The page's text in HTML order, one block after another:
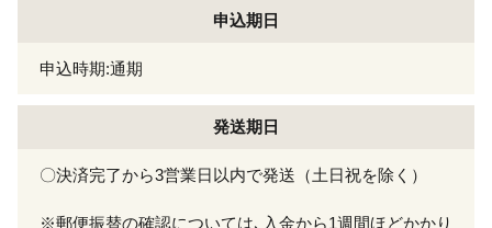
申込期日
申込時期:通期
発送期日
〇決済完了から3営業日以内で発送（土日祝を除く）
※郵便振替の確認については､入金から1週間ほどかかり